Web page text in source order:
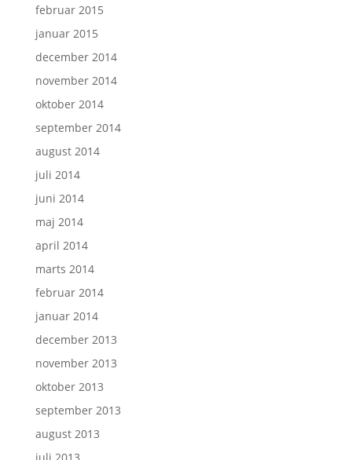
februar 2015
januar 2015
december 2014
november 2014
oktober 2014
september 2014
august 2014
juli 2014
juni 2014
maj 2014
april 2014
marts 2014
februar 2014
januar 2014
december 2013
november 2013
oktober 2013
september 2013
august 2013